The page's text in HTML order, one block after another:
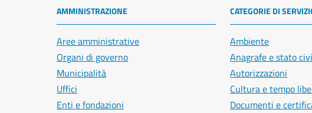
AMMINISTRAZIONE
Aree amministrative
Organi di governo
Municipalità
Uffici
Enti e fondazioni
CATEGORIE DI
Ambiente
Anagrafe e stato
Autorizzazioni
Cultura e tempo
Documenti e